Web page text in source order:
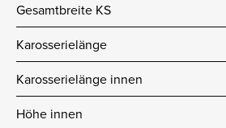
Gesamtbreite KS
Karosserielänge
Karosserielänge innen
Höhe innen